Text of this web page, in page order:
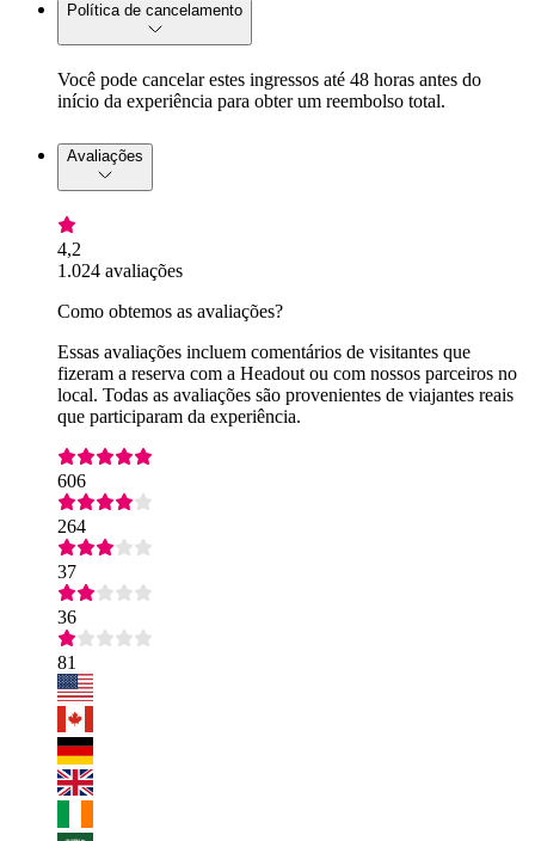
Política de cancelamento
Você pode cancelar estes ingressos até 48 horas antes do
início da experiência para obter um reembolso total.
Avaliações
4,2
1.024 avaliações
Como obtemos as avaliações?
Essas avaliações incluem comentários de visitantes que
fizeram a reserva com a Headout ou com nossos parceiros no
local. Todas as avaliações são provenientes de viajantes reais
que participaram da experiência.
606
264
37
36
81